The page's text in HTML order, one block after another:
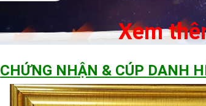
Xem
CHỨNG NHẬN & CÚP DANH